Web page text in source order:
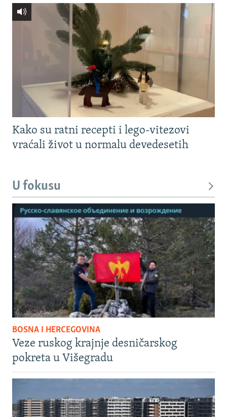
Kako su ratni recepti i lego-vitezovi
vraćali život u normalu devedesetih
U fokusu
BOSNA I HERCEGOVINA
Veze ruskog krajnje desničarskog
pokreta u Višegradu